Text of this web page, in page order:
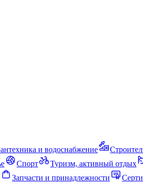
и водоснабжение
Спорт Туризм, активный отдых
Запчасти и принадлежности